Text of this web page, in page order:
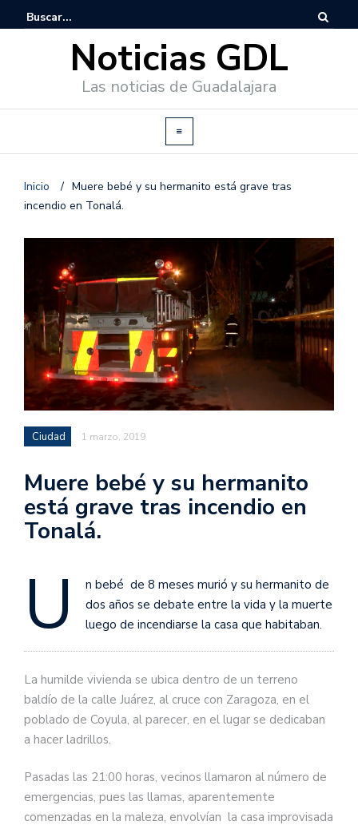
Noticias GDL
Las noticias de Guadalajara
Inicio / Muere bebé y su hermanito está grave tras
incendio en Tonalá.
Ciudad 1 marzo, 2019
Muere bebé y su hermanito
está grave tras incendio en
Tonalá.
U
n bebé de 8 meses murió y su hermanito de
dos años se debate entre la vida y la muerte
luego de incendiarse la casa que habitaban.
La humilde vivienda se ubica dentro de un terreno
baldío de la calle Juárez, al cruce con Zaragoza, en el
poblado de Coyula, al parecer, en el lugar se dedicaban
a hacer ladrillos.
Pasadas las 21:00 horas, vecinos llamaron al número de
emergencias, pues las llamas, aparentemente
comenzadas en la maleza, envolvían la casa improvisada